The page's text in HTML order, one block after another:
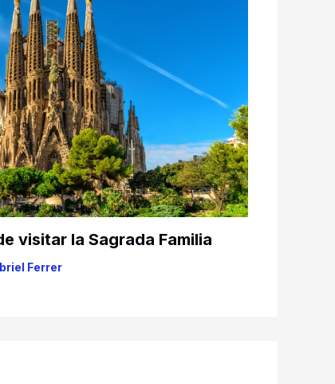
visitar la Sagrada Familia
Ferrer